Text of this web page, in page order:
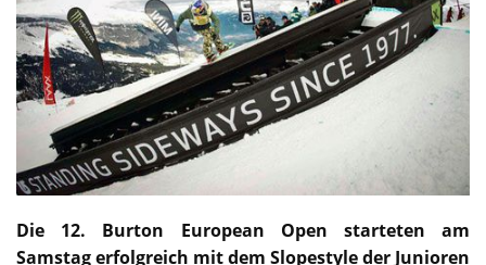
Die 12. Burton European Open starteten am
Samstag erfolgreich mit dem Slopestyle der Junioren